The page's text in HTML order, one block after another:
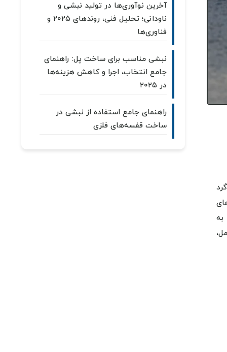
به
آخرین نوآوری‌ها در تولید نبشی و
ناودانی؛ تحلیل فنی، روندهای ۲۰۲۵ و
فناوری‌ها
نبشی مناسب برای ساخت پل: راهنمای
جامع انتخاب، اجرا و کاهش هزینه‌ها
در ۲۰۲۵
راهنمای جامع استفاده از نبشی در
ساخت قفسه‌های فلزی